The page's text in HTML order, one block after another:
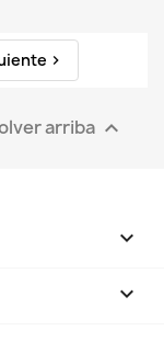

arriba 

